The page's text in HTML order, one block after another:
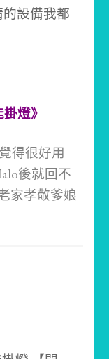
設備我都
燈》
得很好用
後就回不
家孝敬爹娘